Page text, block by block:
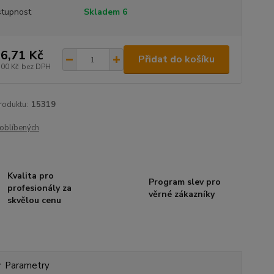
Skladem 6
Kč
Kč bez DPH
Přidat do košíku
15319
Kvalita pro
profesionály za
skvělou cenu
Program slev pro
věrné zákazníky
Parametry